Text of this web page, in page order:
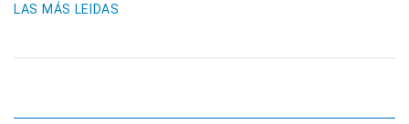
LAS MÁS LEIDAS